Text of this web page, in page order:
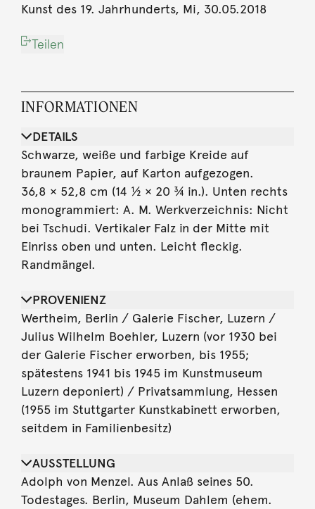
Kunst des 19. Jahrhunderts, Mi, 30.05.2018
Teilen
INFORMATIONEN
DETAILS
Schwarze, weiße und farbige Kreide auf
braunem Papier, auf Karton aufgezogen.
36,8 × 52,8 cm (14 ½ × 20 ¾ in.). Unten rechts
monogrammiert: A. M. Werkverzeichnis: Nicht
bei Tschudi. Vertikaler Falz in der Mitte mit
Einriss oben und unten. Leicht fleckig.
Randmängel.
PROVENIENZ
Wertheim, Berlin / Galerie Fischer, Luzern /
Julius Wilhelm Boehler, Luzern (vor 1930 bei
der Galerie Fischer erworben, bis 1955;
spätestens 1941 bis 1945 im Kunstmuseum
Luzern deponiert) / Privatsammlung, Hessen
(1955 im Stuttgarter Kunstkabinett erworben,
seitdem in Familienbesitz)
AUSSTELLUNG
Adolph von Menzel. Aus Anlaß seines 50.
Todestages. Berlin, Museum Dahlem (ehem.